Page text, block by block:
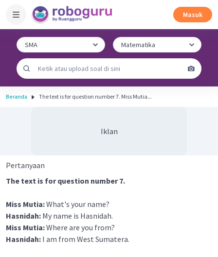
Masuk
Beranda The text is for question number 7. Miss Mutia...
Iklan
Pertanyaan
The text is for question number 7.
Miss Mutia:What's your name?
Hasnidah: My name is Hasnidah.
Miss Mutia:Where are you from?
Hasnidah: I am from West Sumatera.